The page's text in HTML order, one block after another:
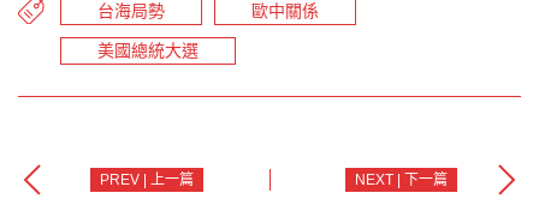
台海局勢 歐中關係
美國總統大選
PREV | 上一篇 NEXT | 下一篇